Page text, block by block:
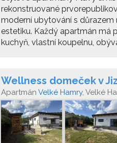
rekonstruované
moderní ubytování s důrazem
estetiku. Každý apartmán má
kuchyň, vlastní koupelnu,
Wellness domeček v
Apartmán Velké Hamry, Velké